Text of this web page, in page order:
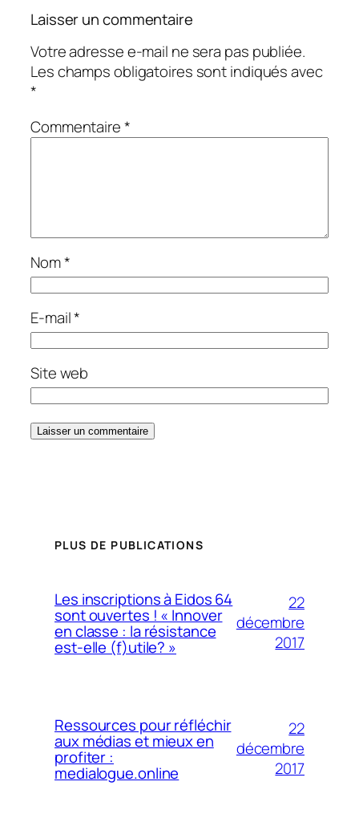
Laisser un commentaire
Votre adresse e-mail ne sera pas publiée.
Les champs obligatoires sont indiqués avec
*
Commentaire*
Nom*
E-mail*
Site web
PLUS DE PUBLICATIONS
Les inscriptions à Eidos 64
sont ouvertes ! « Innover
en classe : la résistance
est-elle (f)utile? »
22
décembre
2017
Ressources pour réfléchir
aux médias et mieux en
profiter :
medialogue.online
22
décembre
2017